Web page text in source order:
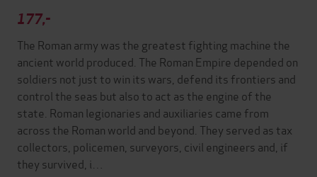
177,-
The Roman army was the greatest fighting machine the
ancient world produced. The Roman Empire depended on
soldiers not just to win its wars, defend its frontiers and
control the seas but also to act as the engine of the
state. Roman legionaries and auxiliaries came from
across the Roman world and beyond. They served as tax
collectors, policemen, surveyors, civil engineers and, if
they survived, i…